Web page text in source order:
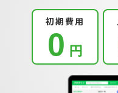
初期費用
0 円